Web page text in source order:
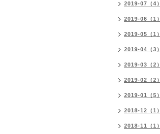
2019-07（4）
2019-06（1）
2019-05（1）
2019-04（3）
2019-03（2）
2019-02（2）
2019-01（5）
2018-12（1）
2018-11（1）